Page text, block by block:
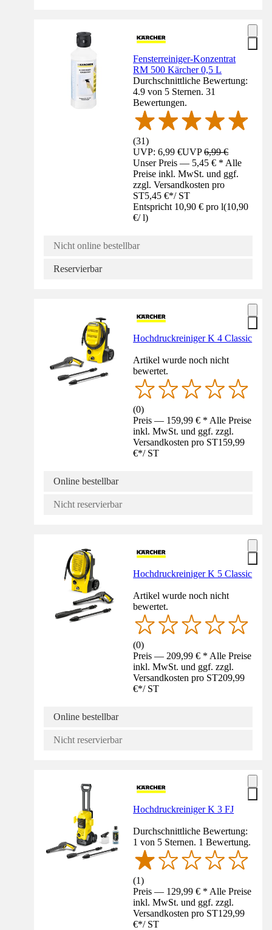
Fensterreiniger-Konzentrat
RM 500 Kärcher 0,5 L
Durchschnittliche Bewertung:
4.9 von 5 Sternen. 31
Bewertungen.
(31)
UVP: 6,99 €UVP6,99 €
Unser Preis — 5,45 € * Alle
Preise inkl. MwSt. und ggf.
zzgl. Versandkosten pro
ST5,45 €*/ ST
Entspricht 10,90 € pro l(10,90
€/ l)
Nicht online bestellbar
Reservierbar
Hochdruckreiniger K 4 Classic
Artikel wurde noch nicht
bewertet.
(0)
Preis — 159,99 € * Alle Preise
inkl. MwSt. und ggf. zzgl.
Versandkosten pro ST159,99
€*/ ST
Online bestellbar
Nicht reservierbar
Hochdruckreiniger K 5 Classic
Artikel wurde noch nicht
bewertet.
(0)
Preis — 209,99 € * Alle Preise
inkl. MwSt. und ggf. zzgl.
Versandkosten pro ST209,99
€*/ ST
Online bestellbar
Nicht reservierbar
Hochdruckreiniger K 3 FJ
Durchschnittliche Bewertung:
1 von 5 Sternen. 1 Bewertung.
(1)
Preis — 129,99 € * Alle Preise
inkl. MwSt. und ggf. zzgl.
Versandkosten pro ST129,99
€*/ ST